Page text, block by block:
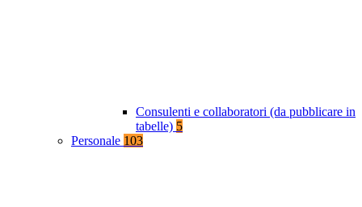
Consulenti e collaboratori (da pubblicare in
tabelle) 5
Personale 103